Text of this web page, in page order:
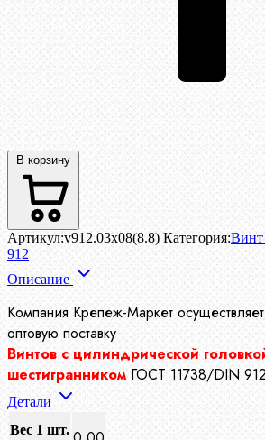
В корзину
Артикул:v912.03x08(8.8) Категория:
912
Описание
Компания Крепеж-Маркет
оптовую поставку
Винтов с цилиндрической
шестигранником ГОСТ 11738/DIN
Детали
Вес 1 шт.